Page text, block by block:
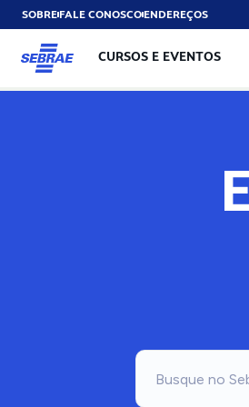
SOBREFALE CONOSCOENDEREÇOS
CURSOS E EVENTOS